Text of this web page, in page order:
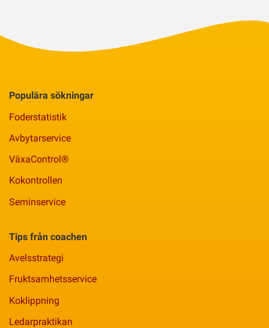
Populära sökningar
Foderstatistik
Avbytarservice
VäxaControl®
Kokontrollen
Seminservice
Tips från coachen
Avelsstrategi
Fruktsamhetsservice
Koklippning
Ledarpraktikan